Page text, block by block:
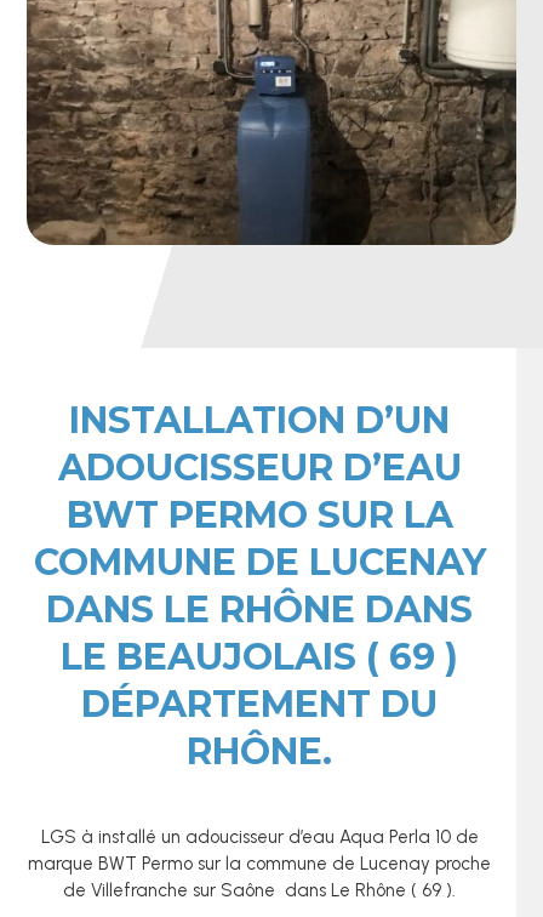
INSTALLATION D’UN
ADOUCISSEUR D’EAU
BWT PERMO SUR LA
COMMUNE DE LUCENAY
DANS LE RHÔNE DANS
LE BEAUJOLAIS ( 69 )
DÉPARTEMENT DU
RHÔNE.
LGS à installé un adoucisseur d’eau Aqua Perla 10 de
marque BWT Permo sur la commune de Lucenay proche
de Villefranche sur Saône dans Le Rhône ( 69 ).